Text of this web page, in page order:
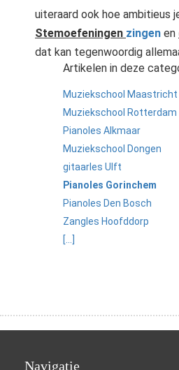
uiteraard ook hoe ambitieus
Stemoefeningen zingen en
dat kan tegenwoordig
Artikelen in deze
Muziekschool Maastricht
Muziekschool Rotterdam
Pianoles Alkmaar
Muziekschool Dongen
gitaarles Ulft
Pianoles Gorinchem
Pianoles Den Bosch
Zangles Hoofddorp
[...]
Navigatie